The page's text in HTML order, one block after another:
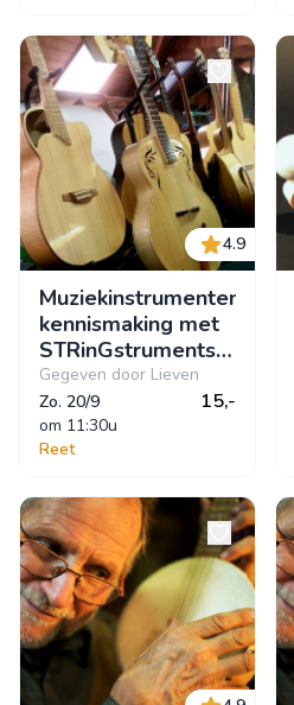
4.9
Muziekinstrumenten,
kennismaking met
STRinGstruments
WorXhop, Lutherie
Atelier
Gegeven door Lieven
Zo. 20/9
om 11:30u
15,-
Reet